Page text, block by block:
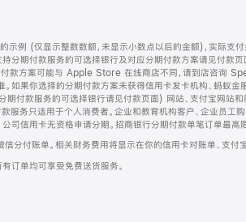
示例 (仅显示整数数额，未显示小数点以后的金额)，实际支
持分期付款服务的可选择银行及对应分期付款方案请见付款
款方案可能与 Apple Store 在线商店不同，请到店咨询
。如果你选择的分期付款方案未获得信用卡发卡机构、蚂蚁
期付款服务的可选择银行请见付款页面) 网站、支付宝网站
款服务只适用于个人消费者。企业和教育机构客户、企业
公司信用卡无资格申请分期。招商银行分期付款单笔订单最
分付账单。相关财务费用将显示在你的信用卡对账单、支付
订单均可享受免费送货服务。